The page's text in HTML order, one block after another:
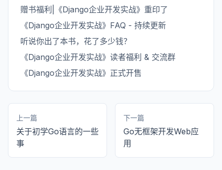
赠书福利|《Django企业开发实战》重印了
《Django企业开发实战》FAQ - 持续更新
听说你出了本书，花了多少钱？
《Django企业开发实战》读者福利 & 交流群
《Django企业开发实战》正式开售
上一篇
关于初学Go语言的一些
事
下一篇
Go无框架开发Web应
用